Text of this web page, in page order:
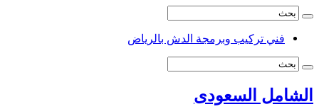
فني تركيب وبرمجة الدش بالرياض
الشامل السعودى